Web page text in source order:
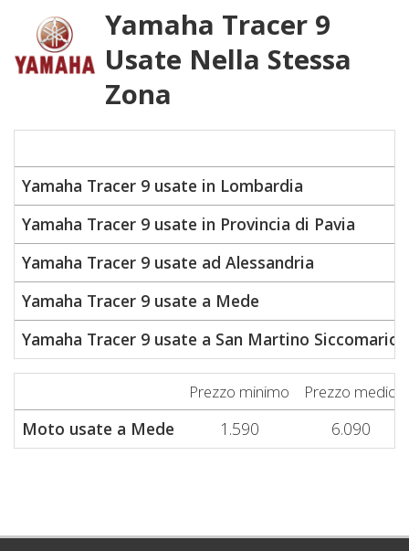
Yamaha Tracer 9
Usate Nella Stessa
Zona
Yamaha Tracer 9 usate in Lombardia
Yamaha Tracer 9 usate in Provincia di Pavia
Yamaha Tracer 9 usate ad Alessandria
Yamaha Tracer 9 usate a Mede
Yamaha Tracer 9 usate a San Martino Siccomario
Prezzo minimo Prezzo medio
Moto usate a Mede 1.590 6.090